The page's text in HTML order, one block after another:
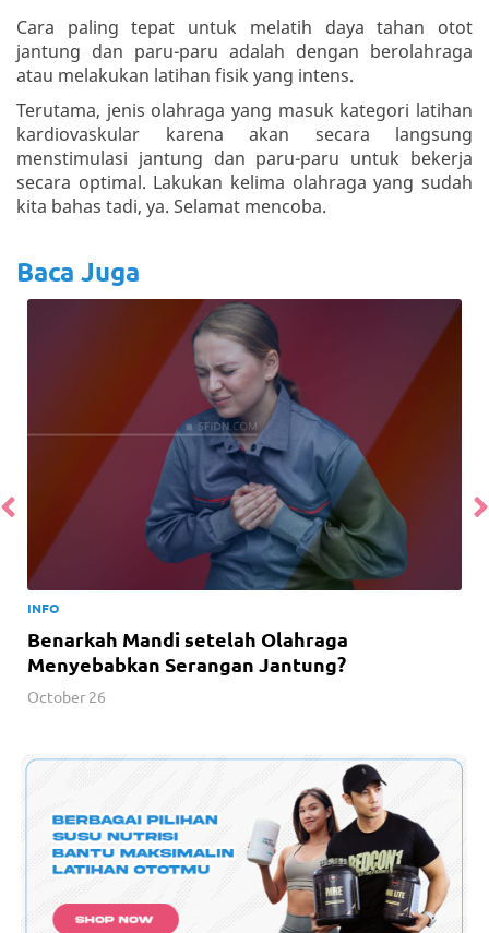
Cara paling tepat untuk melatih daya tahan otot
jantung dan paru-paru adalah dengan berolahraga
atau melakukan latihan fisik yang intens.
Terutama, jenis olahraga yang masuk kategori latihan
kardiovaskular karena akan secara langsung
menstimulasi jantung dan paru-paru untuk bekerja
secara optimal. Lakukan kelima olahraga yang sudah
kita bahas tadi, ya. Selamat mencoba.
Baca Juga
INFO
Benarkah Mandi setelah Olahraga
Menyebabkan Serangan Jantung?
October 26